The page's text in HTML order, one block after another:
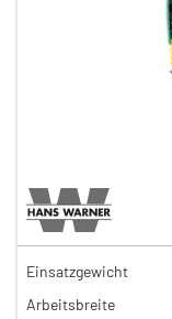
51,00 €
44,00 €
Einsatzgewicht
Arbeitsbreite